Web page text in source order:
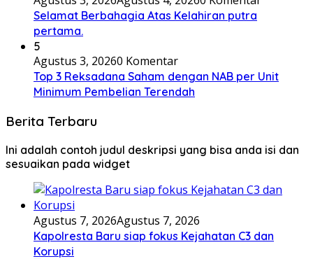
Selamat Berbahagia Atas Kelahiran putra
pertama.
5
Agustus 3, 20260 Komentar
Top 3 Reksadana Saham dengan NAB per Unit
Minimum Pembelian Terendah
Berita Terbaru
Ini adalah contoh judul deskripsi yang bisa anda isi dan
sesuaikan pada widget
Agustus 7, 2026Agustus 7, 2026
Kapolresta Baru siap fokus Kejahatan C3 dan
Korupsi